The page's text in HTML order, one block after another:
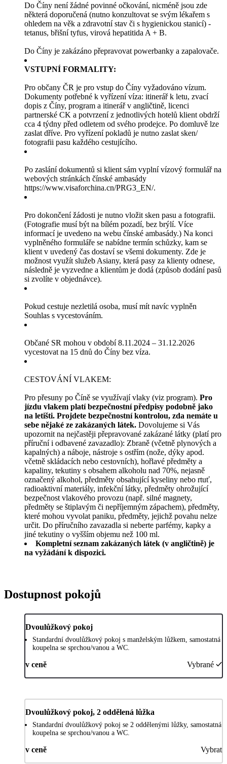
Do Číny není žádné povinné očkování, nicméně jsou zde
některá doporučená (nutno konzultovat se svým lékařem s
ohledem na věk a zdravotní stav či s hygienickou stanicí) -
tetanus, břišní tyfus, virová hepatitida A + B.
Do Číny je zakázáno přepravovat powerbanky a zapalovače.
VSTUPNÍ FORMALITY:
Pro občany ČR je pro vstup do Číny vyžadováno vízum.
Dokumenty potřebné k vyřízení víza: itinerář k letu, zvací
dopis z Číny, program a itinerář v angličtině, licenci
partnerské CK a potvrzení z jednotlivých hotelů klient obdrží
cca 4 týdny před odletem od svého prodejce. Po domluvě lze
zaslat dříve. Pro vyřízení pokladů je nutno zaslat sken/
fotografii pasu každého cestujícího.
Po zaslání dokumentů si klient sám vyplní vízový formulář na
webových stránkách čínské ambasády
https://www.visaforchina.cn/PRG3_EN/.
Pro dokončení žádosti je nutno vložit sken pasu a fotografii.
(Fotografie musí být na bílém pozadí, bez brýlí. Více
informací je uvedeno na webu čínské ambasády.) Na konci
vyplněného formuláře se nabídne termín schůzky, kam se
klient v uvedený čas dostaví se všemi dokumenty. Zde je
možnost využít služeb Asiany, která pasy za klienty odnese,
následně je vyzvedne a klientům je dodá (způsob dodání pasů
si zvolíte v objednávce).
Pokud cestuje nezletilá osoba, musí mít navíc vyplněn
Souhlas s vycestováním.
Občané SR mohou v období 8.11.2024 – 31.12.2026
vycestovat na 15 dnů do Číny bez víza.
CESTOVÁNÍ VLAKEM:
Pro přesuny po Číně se využívají vlaky (viz program). Pro
jízdu vlakem platí bezpečnostní předpisy podobně jako
na letišti. Projdete bezpečnostní kontrolou, zda nemáte u
sebe nějaké ze zakázaných látek. Dovolujeme si Vás
upozornit na nejčastěji přepravované zakázané látky (platí pro
příruční i odbavené zavazadlo): Zbraně (včetně plynových a
kapalných) a náboje, nástroje s ostřím (nože, dýky apod.
včetně skládacích nebo cestovních), hořlavé předměty a
kapaliny, tekutiny s obsahem alkoholu nad 70%, nejasně
označený alkohol, předměty obsahující kyseliny nebo rtuť,
radioaktivní materiály, infekční látky, předměty ohrožující
bezpečnost vlakového provozu (např. silné magnety,
předměty se štiplavým či nepříjemným zápachem), předměty,
které mohou vyvolat paniku, předměty, jejichž povahu nelze
určit. Do příručního zavazadla si neberte parfémy, kapky a
jiné tekutiny o vyšším objemu než 100 ml.
Kompletní seznam zakázaných látek (v angličtině) je
na vyžádání k dispozici.
Dostupnost pokojů
Dvoulůžkový pokoj
Standardní dvoulůžkový pokoj s manželským lůžkem, samostatná
koupelna se sprchou/vanou a WC.
v ceně Vybrané
Dvoulůžkový pokoj, 2 oddělená lůžka
Standardní dvoulůžkový pokoj se 2 oddělenými lůžky, samostatná
koupelna se sprchou/vanou a WC.
v ceně Vybrat